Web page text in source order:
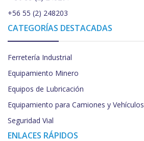
+56 55 (2) 248203
CATEGORÍAS DESTACADAS
Ferretería Industrial
Equipamiento Minero
Equipos de Lubricación
Equipamiento para Camiones y Vehículos
Seguridad Vial
ENLACES RÁPIDOS